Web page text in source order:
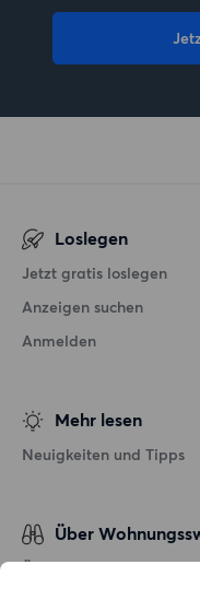
Loslegen
Jetzt gratis loslegen
Anzeigen suchen
Anmelden
Mehr lesen
Neuigkeiten und Tipps
Über
Über uns